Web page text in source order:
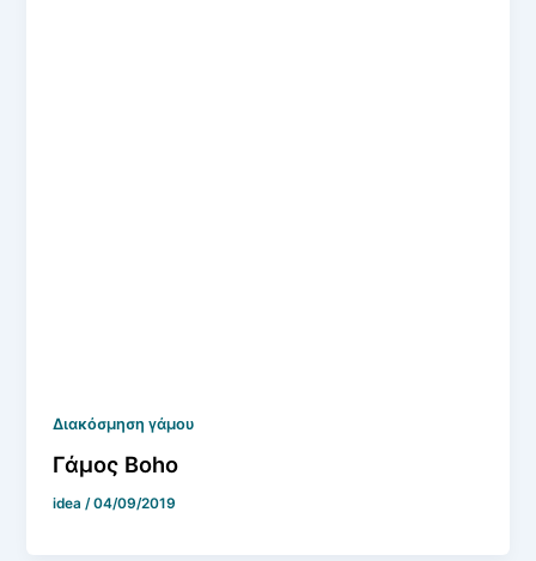
Διακόσμηση γάμου
Γάμος Boho
idea/04/09/2019